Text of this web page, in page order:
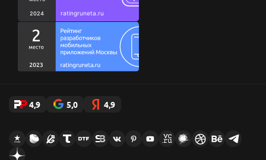
Стикеры AppFox в Telegram
4,9 5,0 4,9